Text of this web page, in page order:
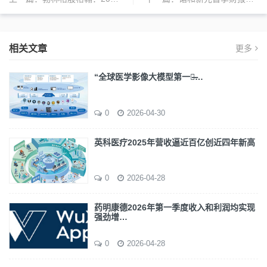
相关文章 更多
“全球医学影像大模型第一股̶…
0 2026-04-30
英科医疗2025年营收逼近百亿创近四年新高
0 2026-04-28
药明康德2026年第一季度收入和利润均实现
强劲增…
0 2026-04-28